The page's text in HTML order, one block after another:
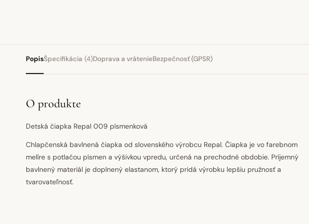
PopisŠpecifikácia (4)Doprava a vrátenieBezpečnosť (GPSR)
O produkte
Detská čiapka Repal 009 písmenková
Chlapčenská bavlnená čiapka od slovenského výrobcu Repal. Čiapka je vo farebnom
melíre s potlačou písmen a výšivkou vpredu, určená na prechodné obdobie. Príjemný
bavlnený materiál je doplnený elastanom, ktorý pridá výrobku lepšiu pružnosť a
tvarovateľnosť.